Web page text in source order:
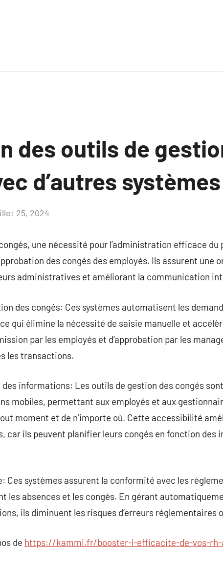
des outils de
d’autres systèmes
25, 2024
une nécessité pour l’administration efficace
des congés des employés. Ils assurent une
administratives et améliorant la communication
des congés: Ces systèmes automatisent les
qui élimine la nécessité de saisie manuelle et
par les employés et d’approbation par les
les transactions.
informations: Les outils de gestion des congés
mobiles, permettant aux employés et aux
moment et de n’importe où. Cette accessibilité
car ils peuvent planifier leurs congés en fonction des
Ces systèmes assurent la conformité avec les
les absences et les congés. En gérant
ils diminuent les risques d’erreurs réglementaires
de https://kammi.fr/booster-l-efficacite-de-vos-rh-